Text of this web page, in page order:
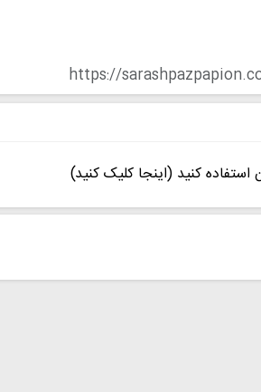
https://
کنید (اینجا کلیک کنید)